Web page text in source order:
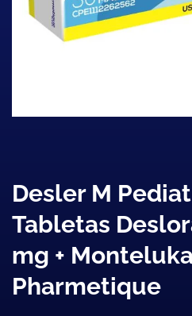
Desler M
Tabletas
mg +
Pharmetique